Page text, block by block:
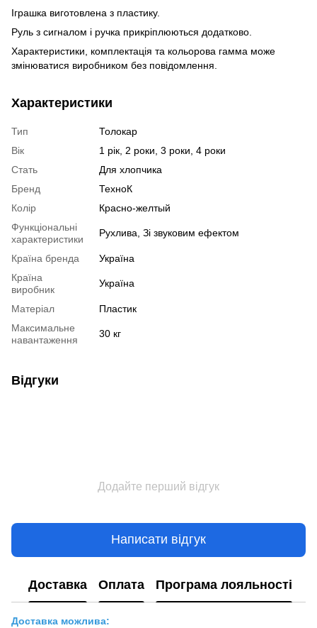
Іграшка виготовлена ​​з пластику.
Руль з сигналом і ручка прикріплюються додатково.
Характеристики, комплектація та кольорова гамма може
змінюватися виробником без повідомлення.
Характеристики
Тип
Толокар
Вік
1 рік, 2 роки, 3 роки, 4 роки
Стать
Для хлопчика
Бренд
ТехноК
Колір
Красно-желтый
Функціональні
характеристики
Рухлива, Зі звуковим ефектом
Країна бренда
Україна
Країна
виробник
Україна
Матеріал
Пластик
Максимальне
навантаження
30 кг
Відгуки
Додайте перший відгук
Написати відгук
Доставка Оплата Програма лояльності
Доставка можлива: